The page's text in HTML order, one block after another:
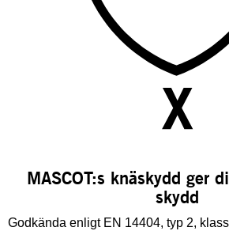
MASCOT:s knäskydd ger
skydd
Godkända enligt EN 14404, typ 2,